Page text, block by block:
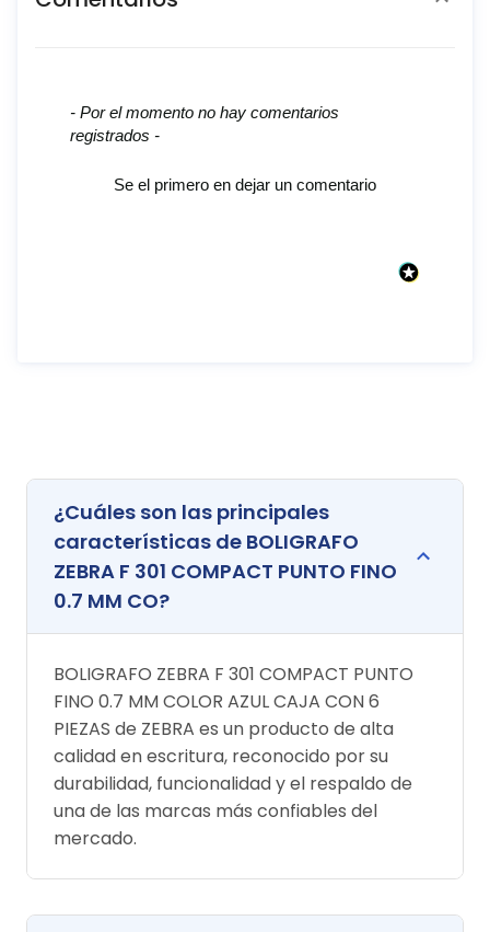
- Por el momento no hay comentarios
registrados -
Se el primero en dejar un comentario
New content loaded
¿Cuáles son las principales
características de BOLIGRAFO
ZEBRA F 301 COMPACT PUNTO FINO
0.7 MM CO?
BOLIGRAFO ZEBRA F 301 COMPACT PUNTO
FINO 0.7 MM COLOR AZUL CAJA CON 6
PIEZAS de ZEBRA es un producto de alta
calidad en escritura, reconocido por su
durabilidad, funcionalidad y el respaldo de
una de las marcas más confiables del
mercado.